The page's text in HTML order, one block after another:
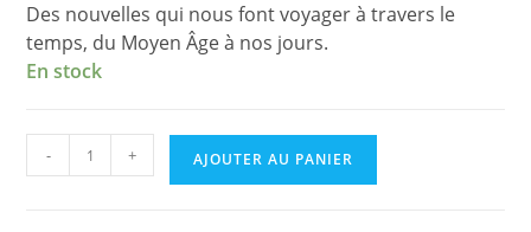
Des nouvelles qui nous font voyager à travers le
temps, du Moyen Âge à nos jours.
En stock
quantité
de
- + AJOUTER AU PANIER